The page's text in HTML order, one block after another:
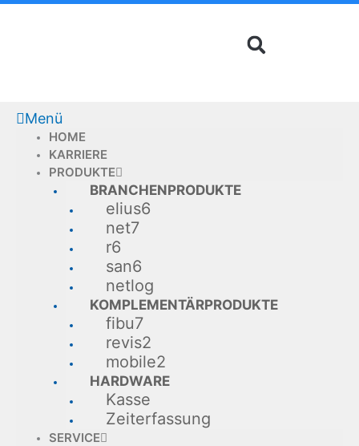
Zum
Menü
HOME
KARRIERE
PRODUKTE
BRANCHENPRODUKTE
elius6
net7
r6
san6
netlog
KOMPLEMENTÄRPRODUKTE
fibu7
revis2
mobile2
HARDWARE
Kasse
Zeiterfassung
SERVICE